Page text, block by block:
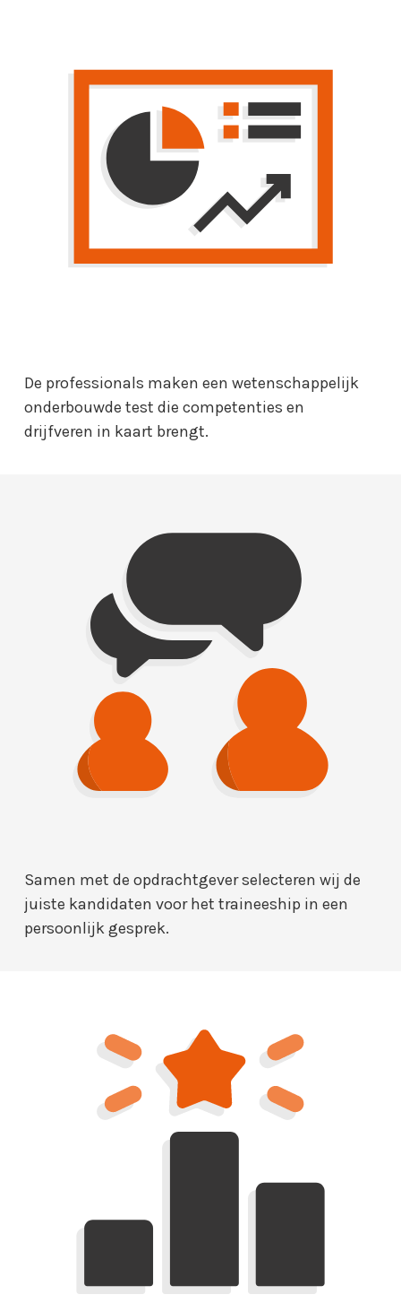
De professionals maken een wetenschappelijk
onderbouwde test die competenties en
drijfveren in kaart brengt.
Samen met de opdrachtgever selecteren wij de
juiste kandidaten voor het traineeship in een
persoonlijk gesprek.